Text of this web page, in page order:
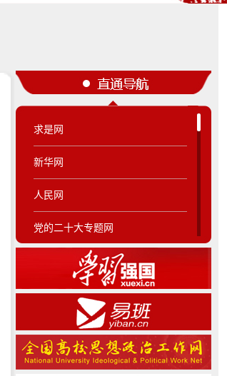
求是网
新华网
人民网
党的二十大专题网
纠正四风专题网
马克思主义学院